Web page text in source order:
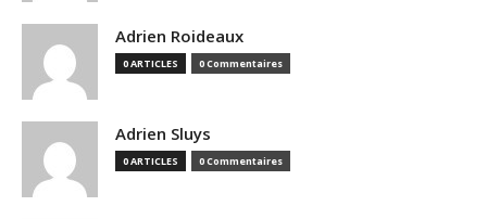
Adrien Roideaux
0 ARTICLES 0 Commentaires
Adrien Sluys
0 ARTICLES 0 Commentaires